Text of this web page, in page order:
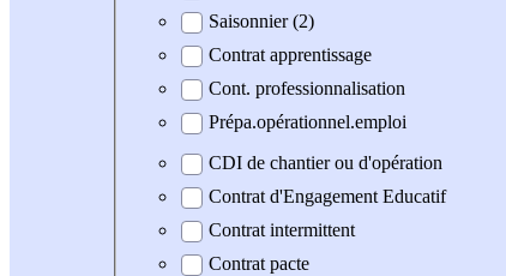
Saisonnier (2)
Contrat apprentissage
Cont. professionnalisation
Prépa.opérationnel.emploi
CDI de chantier ou d'opération
Contrat d'Engagement Educatif
Contrat intermittent
Contrat pacte